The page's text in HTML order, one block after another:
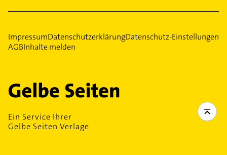
ImpressumDatenschutzerklärungDatenschutz-Einstellungen
AGBInhalte melden
Ein Service Ihrer
Gelbe Seiten Verlage